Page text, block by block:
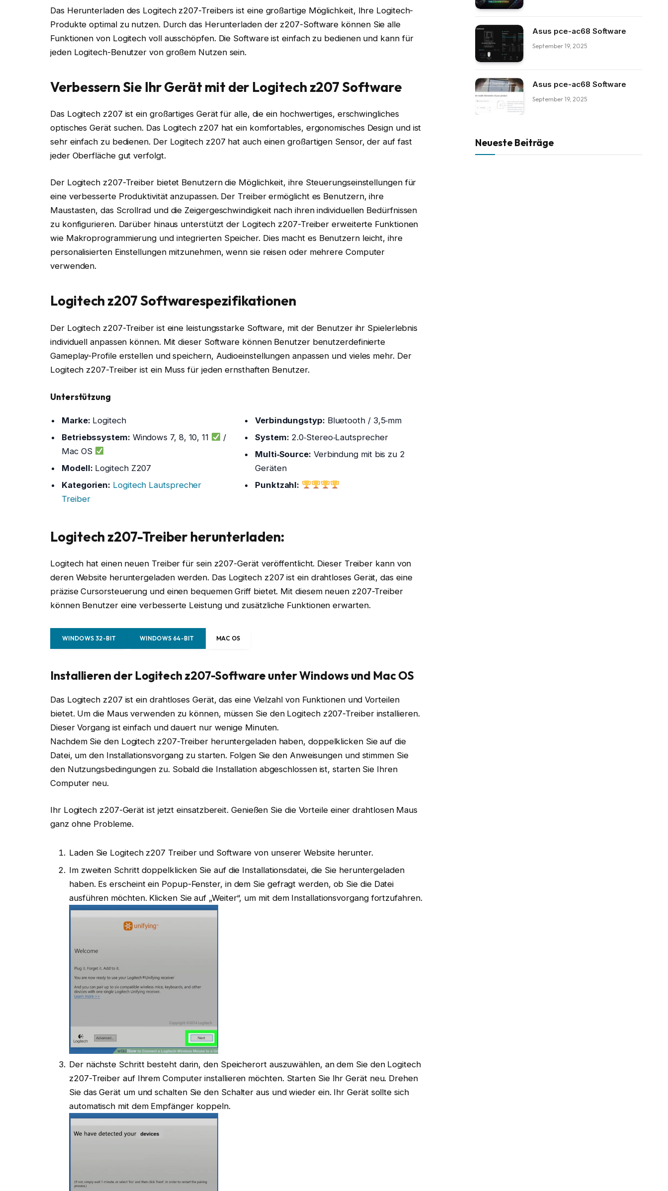
Das Herunterladen des Logitech z207-Treibers ist eine großartige Möglichkeit, Ihre Logitech-
Produkte optimal zu nutzen. Durch das Herunterladen der z207-Software können Sie alle
Funktionen von Logitech voll ausschöpfen. Die Software ist einfach zu bedienen und kann für
jeden Logitech-Benutzer von großem Nutzen sein.
Verbessern Sie Ihr Gerät mit der Logitech z207 Software
Das Logitech z207 ist ein großartiges Gerät für alle, die ein hochwertiges, erschwingliches
optisches Gerät suchen. Das Logitech z207 hat ein komfortables, ergonomisches Design und ist
sehr einfach zu bedienen. Der Logitech z207 hat auch einen großartigen Sensor, der auf fast
jeder Oberfläche gut verfolgt.
Der Logitech z207-Treiber bietet Benutzern die Möglichkeit, ihre Steuerungseinstellungen für
eine verbesserte Produktivität anzupassen. Der Treiber ermöglicht es Benutzern, ihre
Maustasten, das Scrollrad und die Zeigergeschwindigkeit nach ihren individuellen Bedürfnissen
zu konfigurieren. Darüber hinaus unterstützt der Logitech z207-Treiber erweiterte Funktionen
wie Makroprogrammierung und integrierten Speicher. Dies macht es Benutzern leicht, ihre
personalisierten Einstellungen mitzunehmen, wenn sie reisen oder mehrere Computer
verwenden.
Logitech z207 Softwarespezifikationen
Der Logitech z207-Treiber ist eine leistungsstarke Software, mit der Benutzer ihr Spielerlebnis
individuell anpassen können. Mit dieser Software können Benutzer benutzerdefinierte
Gameplay-Profile erstellen und speichern, Audioeinstellungen anpassen und vieles mehr. Der
Logitech z207-Treiber ist ein Muss für jeden ernsthaften Benutzer.
Unterstützung
Marke: Logitech
Betriebssystem: Windows 7, 8, 10, 11
/
Mac OS
Modell: Logitech Z207
Kategorien: Logitech Lautsprecher
Treiber
Verbindungstyp: Bluetooth / 3,5‑mm
System: 2.0‑Stereo‑Lautsprecher
Multi‑Source: Verbindung mit bis zu 2
Geräten
Punktzahl:
Logitech z207-Treiber herunterladen:
Logitech hat einen neuen Treiber für sein z207-Gerät veröffentlicht. Dieser Treiber kann von
deren Website heruntergeladen werden. Das Logitech z207 ist ein drahtloses Gerät, das eine
präzise Cursorsteuerung und einen bequemen Griff bietet. Mit diesem neuen z207-Treiber
können Benutzer eine verbesserte Leistung und zusätzliche Funktionen erwarten.
WINDOWS 32-BIT WINDOWS 64-BIT MAC OS
Installieren der Logitech z207-Software unter Windows und Mac OS
Das Logitech z207 ist ein drahtloses Gerät, das eine Vielzahl von Funktionen und Vorteilen
bietet. Um die Maus verwenden zu können, müssen Sie den Logitech z207-Treiber installieren.
Dieser Vorgang ist einfach und dauert nur wenige Minuten.
Nachdem Sie den Logitech z207-Treiber heruntergeladen haben, doppelklicken Sie auf die
Datei, um den Installationsvorgang zu starten. Folgen Sie den Anweisungen und stimmen Sie
den Nutzungsbedingungen zu. Sobald die Installation abgeschlossen ist, starten Sie Ihren
Computer neu.
Ihr Logitech z207-Gerät ist jetzt einsatzbereit. Genießen Sie die Vorteile einer drahtlosen Maus
ganz ohne Probleme.
Laden Sie Logitech z207 Treiber und Software von unserer Website herunter.
Im zweiten Schritt doppelklicken Sie auf die Installationsdatei, die Sie heruntergeladen
haben. Es erscheint ein Popup-Fenster, in dem Sie gefragt werden, ob Sie die Datei
ausführen möchten. Klicken Sie auf „Weiter“, um mit dem Installationsvorgang fortzufahren.
Der nächste Schritt besteht darin, den Speicherort auszuwählen, an dem Sie den Logitech
z207-Treiber auf Ihrem Computer installieren möchten. Starten Sie Ihr Gerät neu. Drehen
Sie das Gerät um und schalten Sie den Schalter aus und wieder ein. Ihr Gerät sollte sich
automatisch mit dem Empfänger koppeln.
Asus pce-ac68 Software
September 19, 2025
Asus pce-ac68 Software
September 19, 2025
Neueste Beiträge